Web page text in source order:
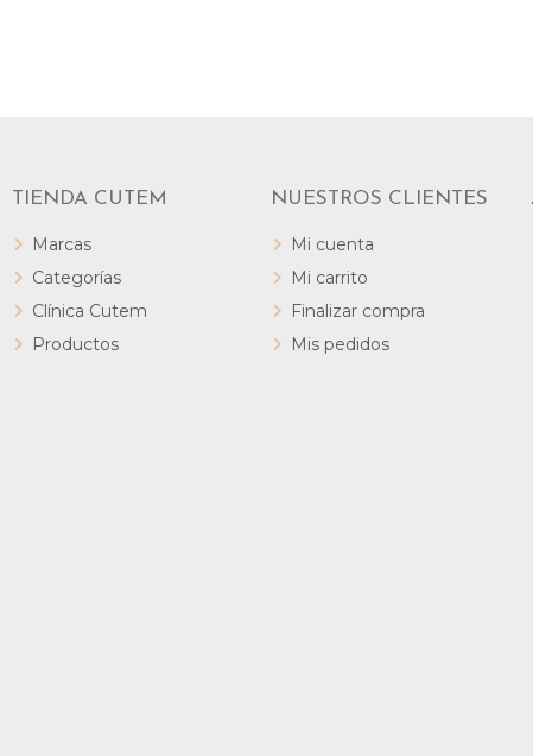
TIENDA CUTEM
Marcas
Categorías
Clínica Cutem
Productos
NUESTROS CLIENTES
Mi cuenta
Mi carrito
Finalizar compra
Mis pedidos